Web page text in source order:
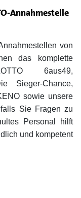
Annahmestelle
von
das komplette
6aus49,
Sieger-Chance,
sowie unsere
Sie Fragen zu
Personal hilft
und kompetent